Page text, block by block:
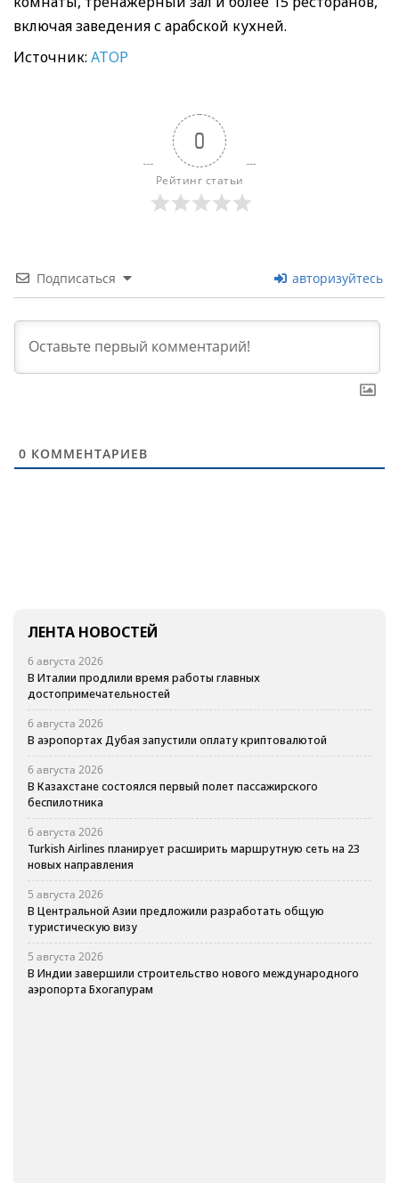
включая заведения с арабской кухней.
Источник: АТОР
0
Рейтинг статьи
Подписаться авторизуйтесь
0 КОММЕНТАРИЕВ
ЛЕНТА НОВОСТЕЙ
6 августа 2026
В Италии продлили время работы главных
достопримечательностей
6 августа 2026
В аэропортах Дубая запустили оплату криптовалютой
6 августа 2026
В Казахстане состоялся первый полет пассажирского
беспилотника
6 августа 2026
Turkish Airlines планирует расширить маршрутную сеть на 23
новых направления
5 августа 2026
В Центральной Азии предложили разработать общую
туристическую визу
5 августа 2026
В Индии завершили строительство нового международного
аэропорта Бхогапурам